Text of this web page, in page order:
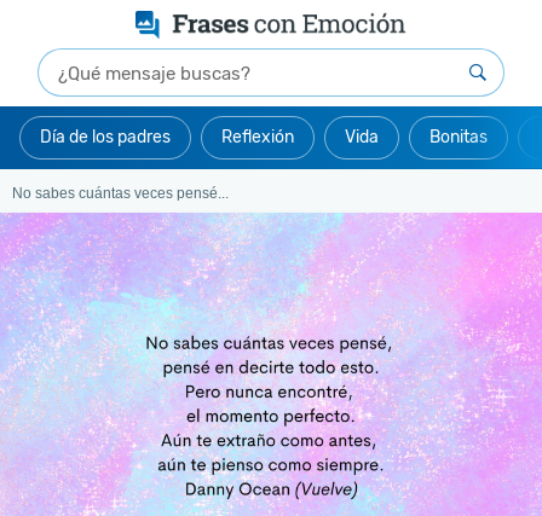
Día de los padres Reflexión Vida Bonitas
No sabes cuántas veces pensé...